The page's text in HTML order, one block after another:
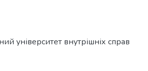
університет внутрішніх справ